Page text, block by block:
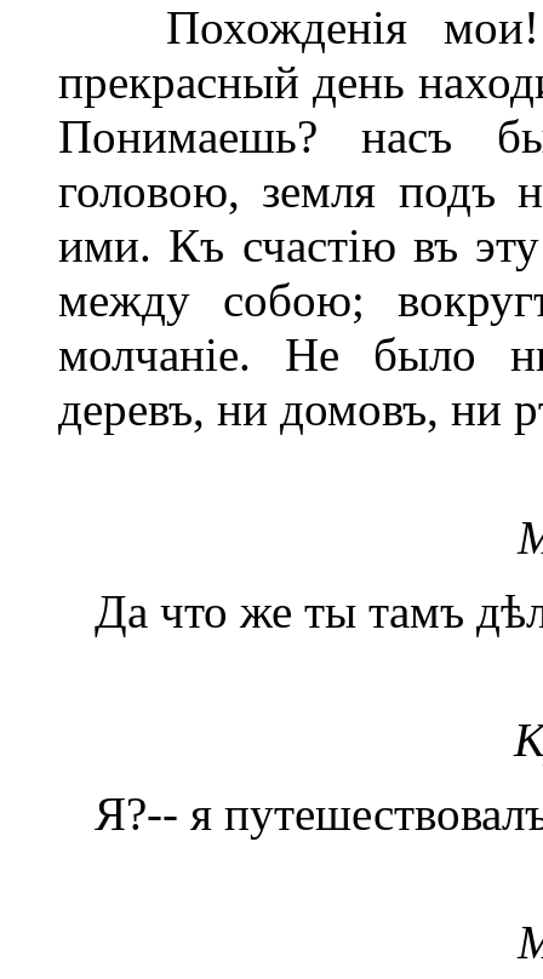
Похожденія
прекрасный день
Понимаешь? насъ
головою, земля подъ
ими. Къ счастію въ
между собою;
молчаніе. Не было
деревъ, ни домовъ, ни
Да что же ты тамъ
Я?-- я